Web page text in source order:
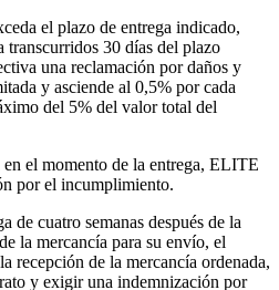
el plazo de entrega indicado,
30 días del plazo
una reclamación por daños y
y asciende al 0,5% por cada
del 5% del valor total del
el momento de la entrega, ELITE
por el incumplimiento.
de cuatro semanas después de la
la mercancía para su envío, el
recepción de la mercancía ordenada,
y exigir una indemnización por